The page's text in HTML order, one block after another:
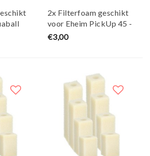
Koi
2x Filterfoam geschikt
voor Eheim PickUp 45 -
Maja Koi
€3,00